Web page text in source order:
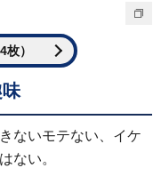
）
ないモテない、イケ
ない。